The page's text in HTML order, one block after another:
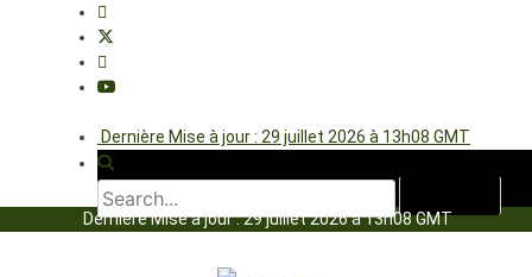
Dernière Mise à jour : 29 juillet 2026 à 13h08 GMT
Dernière Mise à jour : 29 juillet 2026 à 13h08 GMT